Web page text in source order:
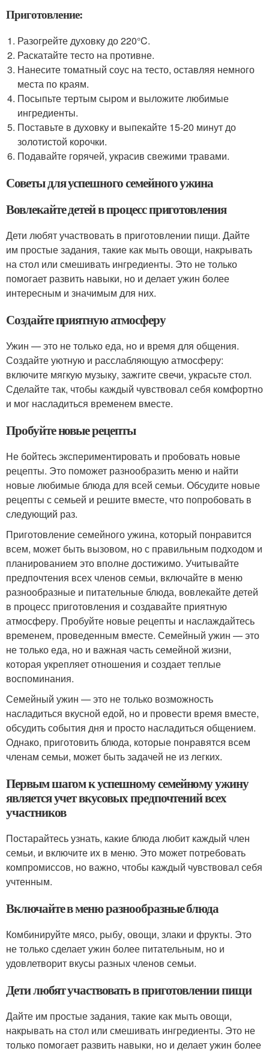
Приготовление:
Разогрейте духовку до 220°C.
Раскатайте тесто на противне.
Нанесите томатный соус на тесто, оставляя немного
места по краям.
Посыпьте тертым сыром и выложите любимые
ингредиенты.
Поставьте в духовку и выпекайте 15-20 минут до
золотистой корочки.
Подавайте горячей, украсив свежими травами.
Советы для успешного семейного ужина
Вовлекайте детей в процесс приготовления
Дети любят участвовать в приготовлении пищи. Дайте
им простые задания, такие как мыть овощи, накрывать
на стол или смешивать ингредиенты. Это не только
помогает развить навыки, но и делает ужин более
интересным и значимым для них.
Создайте приятную атмосферу
Ужин — это не только еда, но и время для общения.
Создайте уютную и расслабляющую атмосферу:
включите мягкую музыку, зажгите свечи, украсьте стол.
Сделайте так, чтобы каждый чувствовал себя комфортно
и мог насладиться временем вместе.
Пробуйте новые рецепты
Не бойтесь экспериментировать и пробовать новые
рецепты. Это поможет разнообразить меню и найти
новые любимые блюда для всей семьи. Обсудите новые
рецепты с семьей и решите вместе, что попробовать в
следующий раз.
Приготовление семейного ужина, который понравится
всем, может быть вызовом, но с правильным подходом и
планированием это вполне достижимо. Учитывайте
предпочтения всех членов семьи, включайте в меню
разнообразные и питательные блюда, вовлекайте детей
в процесс приготовления и создавайте приятную
атмосферу. Пробуйте новые рецепты и наслаждайтесь
временем, проведенным вместе. Семейный ужин — это
не только еда, но и важная часть семейной жизни,
которая укрепляет отношения и создает теплые
воспоминания.
Семейный ужин — это не только возможность
насладиться вкусной едой, но и провести время вместе,
обсудить события дня и просто насладиться общением.
Однако, приготовить блюда, которые понравятся всем
членам семьи, может быть задачей не из легких.
Первым шагом к успешному семейному ужину
является учет вкусовых предпочтений всех
участников
Постарайтесь узнать, какие блюда любит каждый член
семьи, и включите их в меню. Это может потребовать
компромиссов, но важно, чтобы каждый чувствовал себя
учтенным.
Включайте в меню разнообразные блюда
Комбинируйте мясо, рыбу, овощи, злаки и фрукты. Это
не только сделает ужин более питательным, но и
удовлетворит вкусы разных членов семьи.
Дети любят участвовать в приготовлении пищи
Дайте им простые задания, такие как мыть овощи,
накрывать на стол или смешивать ингредиенты. Это не
только помогает развить навыки, но и делает ужин более